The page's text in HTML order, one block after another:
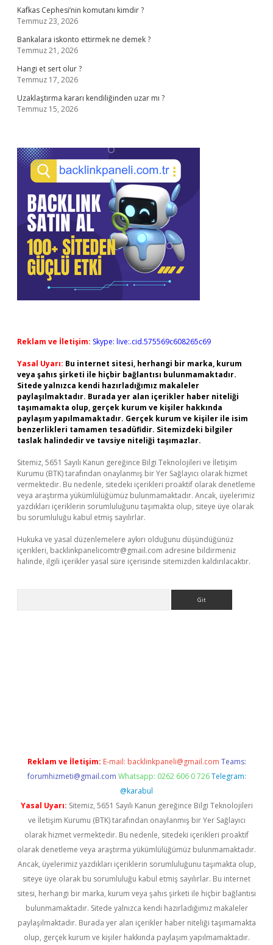
Kafkas Cephesi’nin komutanı kimdir ?
Temmuz 23, 2026
Bankalara iskonto ettirmek ne demek ?
Temmuz 21, 2026
Hangi et sert olur ?
Temmuz 17, 2026
Uzaklaştırma kararı kendiliğinden uzar mı ?
Temmuz 15, 2026
Reklam ve İletişim: Skype: live:.cid.575569c608265c69
Yasal Uyarı: Bu internet sitesi, herhangi bir marka, kurum
veya şahıs şirketi ile hiçbir bağlantısı bulunmamaktadır.
Sitede yalnızca kendi hazırladığımız makaleler
paylaşılmaktadır. Burada yer alan içerikler haber niteliği
taşımamakta olup, gerçek kurum ve kişiler hakkında
paylaşım yapılmamaktadır. Gerçek kurum ve kişiler ile isim
benzerlikleri tamamen tesadüfidir. Sitemizdeki bilgiler
taslak halindedir ve tavsiye niteliği taşımazlar.
Sitemiz, 5651 Sayılı Kanun gereğince Bilgi Teknolojileri ve İletişim
Kurumu (BTK) tarafından onaylanmış bir Yer Sağlayıcı olarak hizmet
vermektedir. Bu nedenle, sitedeki içerikleri proaktif olarak denetleme
veya araştırma yükümlülüğümüz bulunmamaktadır. Ancak, üyelerimiz
yazdıkları içeriklerin sorumluluğunu taşımakta olup, siteye üye olarak
bu sorumluluğu kabul etmiş sayılırlar.
Hukuka ve yasal düzenlemelere aykırı olduğunu düşündüğünüz
içerikleri, backlinkpanelicomtr@gmail.com adresine bildirmeniz
halinde, ilgili içerikler yasal süre içerisinde sitemizden kaldırılacaktır.
Reklam ve İletişim: E-mail: backlinkpaneli@gmail.com Teams:
forumhizmeti@gmail.com Whatsapp: 0262 606 0 726 Telegram:
@karabul
Yasal Uyarı: Sitemiz, 5651 Sayılı Kanun gereğince Bilgi Teknolojileri
ve İletişim Kurumu (BTK) tarafından onaylanmış bir Yer Sağlayıcı
olarak hizmet vermektedir. Bu nedenle, sitedeki içerikleri proaktif
olarak denetleme veya araştırma yükümlülüğümüz bulunmamaktadır.
Ancak, üyelerimiz yazdıkları içeriklerin sorumluluğunu taşımakta olup,
siteye üye olarak bu sorumluluğu kabul etmiş sayılırlar. Bu internet
sitesi, herhangi bir marka, kurum veya şahıs şirketi ile hiçbir bağlantısı
bulunmamaktadır. Sitede yalnızca kendi hazırladığımız makaleler
paylaşılmaktadır. Burada yer alan içerikler haber niteliği taşımamakta
olup, gerçek kurum ve kişiler hakkında paylaşım yapılmamaktadır.